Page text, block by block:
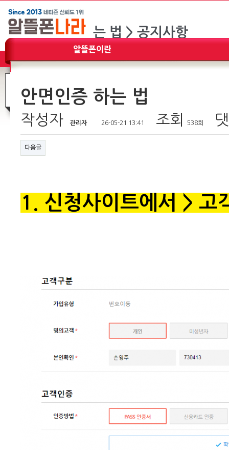
안면인증 하는 법
작성자 관리자 26-05-21 13:41 조회 538회
다음글
1. 신청사이트에서 > 고